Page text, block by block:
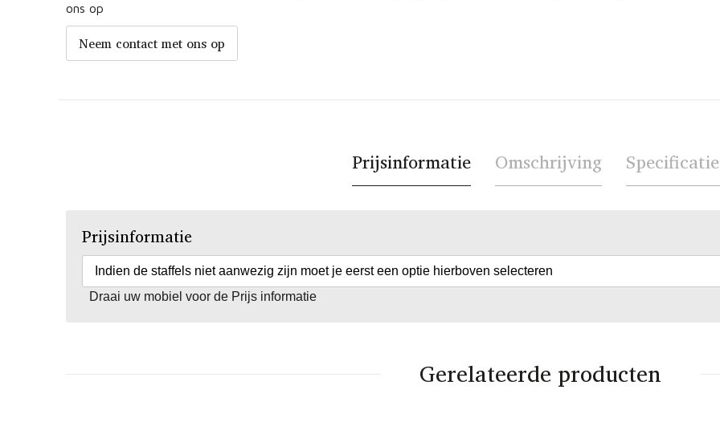
ons op
Neem contact met ons op
Prijsinformatie Omschrijving
Prijsinformatie
Indien de staffels niet aanwezig zijn moet je eerst een optie hierboven selecteren
Draai uw mobiel voor de Prijs informatie
Gerelateerde producten